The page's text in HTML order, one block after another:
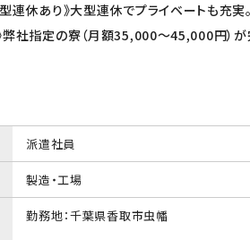
連休あり》大型連休でプライベートも充
弊社指定の寮（月額35,000〜45,000円）が
派遣社員
製造・工場
勤務地：千葉県香取市虫幡